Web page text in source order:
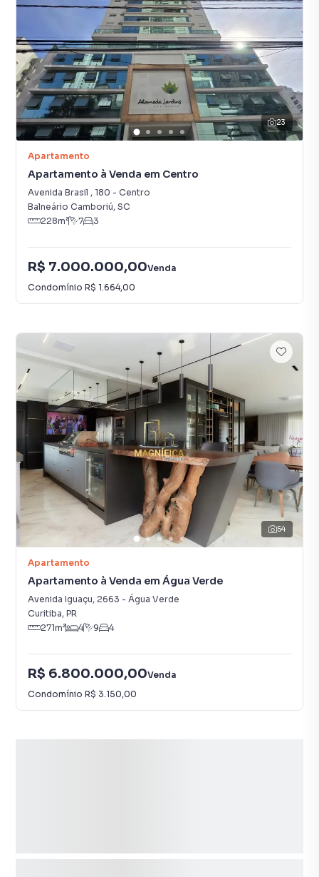
23
Apartamento
Apartamento à Venda em Centro
Avenida Brasil , 180 - Centro
Balneário Camboriú, SC
228m² 7 3
R$ 7.000.000,00Venda
Condomínio R$ 1.664,00
54
Apartamento
Apartamento à Venda em Água Verde
Avenida Iguaçu, 2663 - Água Verde
Curitiba, PR
271m² 4 9 4
R$ 6.800.000,00Venda
Condomínio R$ 3.150,00